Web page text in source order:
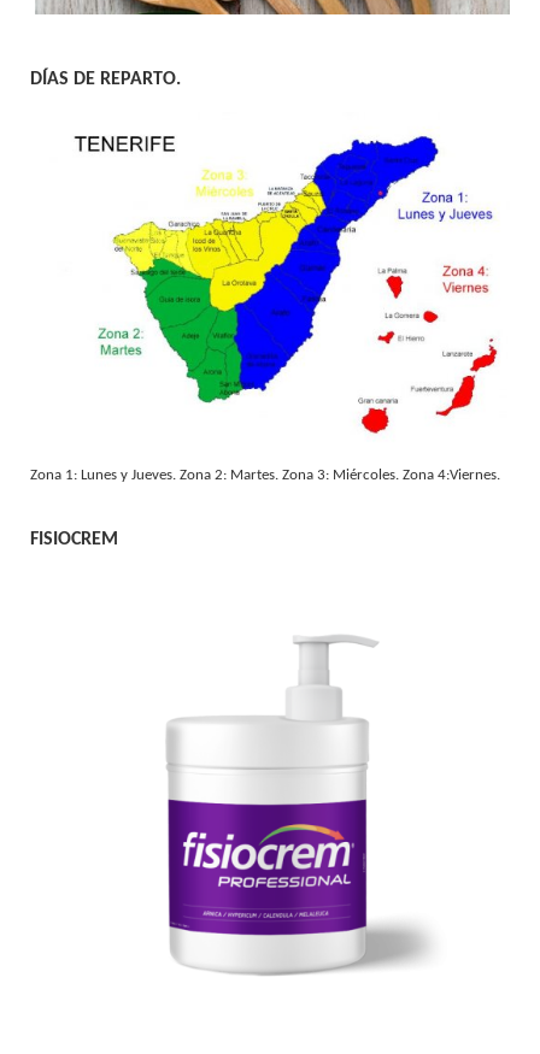
DÍAS DE REPARTO.
Zona 1: Lunes y Jueves. Zona 2: Martes. Zona 3: Miércoles. Zona 4:Viernes.
FISIOCREM